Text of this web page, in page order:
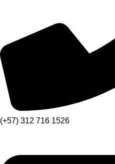
(+57) 312 716 1526